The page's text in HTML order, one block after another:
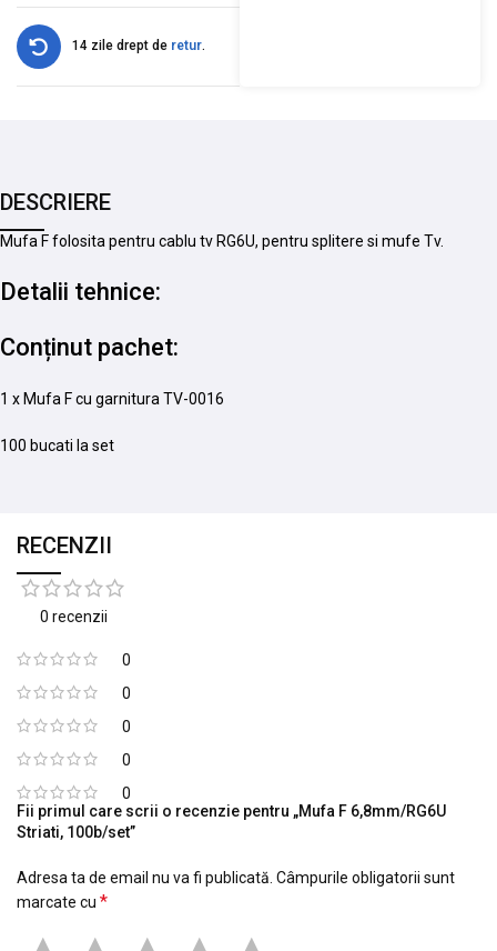
14 zile drept de retur.
DESCRIERE
Mufa F folosita pentru cablu tv RG6U, pentru splitere si mufe Tv.
Detalii tehnice:
Conținut pachet:
1 x Mufa F cu garnitura TV-0016
100 bucati la set
RECENZII
0 recenzii
0
0
0
0
0
Fii primul care scrii o recenzie pentru „Mufa F 6,8mm/RG6U
Striati, 100b/set”
Adresa ta de email nu va fi publicată. Câmpurile obligatorii sunt
marcate cu *